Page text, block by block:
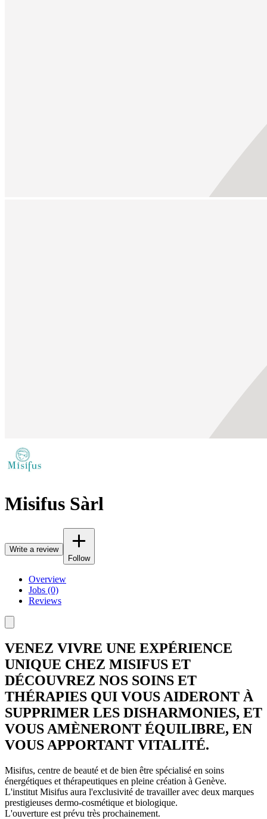
Misifus Sàrl
Write a review
Follow
Overview
Jobs (0)
Reviews
VENEZ VIVRE UNE EXPÉRIENCE
UNIQUE CHEZ MISIFUS ET
DÉCOUVREZ NOS SOINS ET
THÉRAPIES QUI VOUS AIDERONT À
SUPPRIMER LES DISHARMONIES, ET
VOUS AMÈNERONT ÉQUILIBRE, EN
VOUS APPORTANT VITALITÉ.
Misifus, centre de beauté et de bien être spécialisé en soins
énergétiques et thérapeutiques en pleine création à Genève.
L'institut Misifus aura l'exclusivité de travailler avec deux marques
prestigieuses dermo-cosmétique et biologique.
L'ouverture est prévu très prochainement.